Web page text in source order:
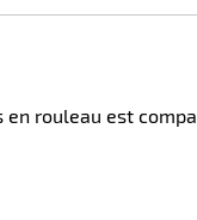
rouleau est